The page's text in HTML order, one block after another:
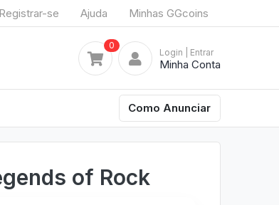
Registrar-se Ajuda Minhas GGcoins
0
Login | Entrar
Minha Conta
Como Anunciar
of Rock